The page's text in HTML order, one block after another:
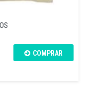
COMPRAR